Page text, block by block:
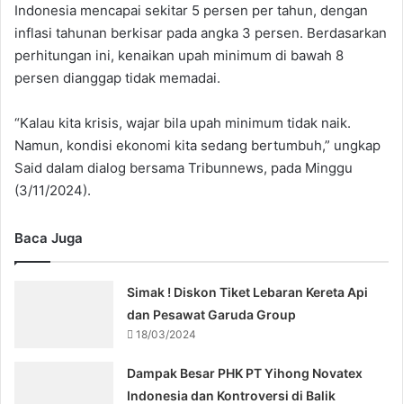
Indonesia mencapai sekitar 5 persen per tahun, dengan
inflasi tahunan berkisar pada angka 3 persen. Berdasarkan
perhitungan ini, kenaikan upah minimum di bawah 8
persen dianggap tidak memadai.
“Kalau kita krisis, wajar bila upah minimum tidak naik.
Namun, kondisi ekonomi kita sedang bertumbuh,” ungkap
Said dalam dialog bersama Tribunnews, pada Minggu
(3/11/2024).
Baca Juga
Simak ! Diskon Tiket Lebaran Kereta Api
dan Pesawat Garuda Group
18/03/2024
Dampak Besar PHK PT Yihong Novatex
Indonesia dan Kontroversi di Balik